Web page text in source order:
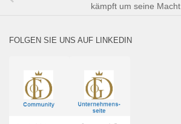
kämpft um seine Macht
FOLGEN SIE UNS AUF LINKEDIN